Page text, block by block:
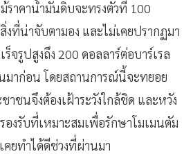
ราคาน้ำมันดิบจะทรงตัวที่ 100
งที่น่าจับตามอง และไม่เคยปรากฏมา
จรูปสูงถึง 200 ดอลลาร์ต่อบาร์เรล
มาก่อน โดยสถานการณ์นี้จะทยอย
ชนจึงต้องเฝ้าระวังใกล้ชิด และหวัง
องรับที่เหมาะสมเพื่อรักษาโมเมนตัม
คยทำได้ดีช่วงที่ผ่านมา